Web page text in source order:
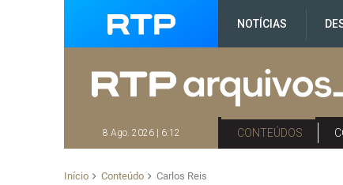
NOTÍCIAS
8 Ago. 2026 | 6:12 CONTEÚDOS
Início Conteúdo Carlos Reis